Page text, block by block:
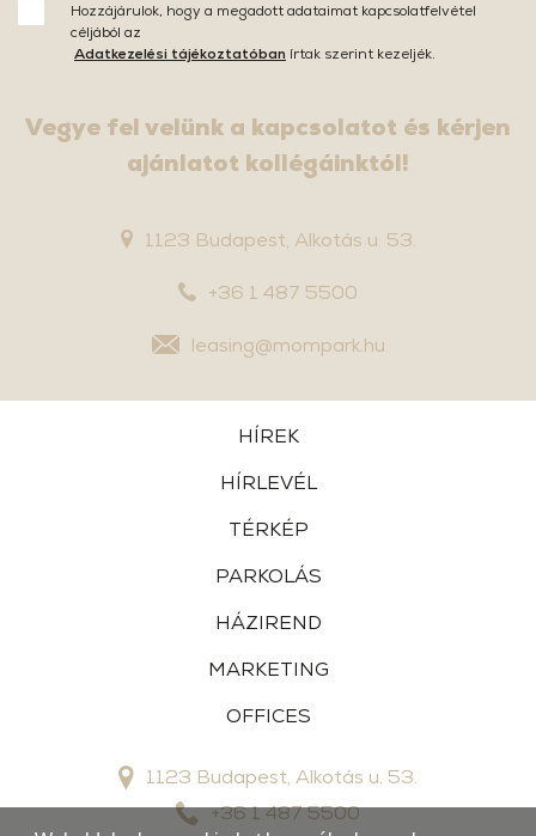
Hozzájárulok, hogy a megadott adataimat kapcsolatfelvétel
céljából az
Adatkezelési tájékoztatóban írtak szerint kezeljék.
Vegye fel velünk a kapcsolatot és kérjen
ajánlatot kollégáinktól!
1123 Budapest, Alkotás u. 53.
+36 1 487 5500
leasing@mompark.hu
HÍREK
HÍRLEVÉL
TÉRKÉP
PARKOLÁS
HÁZIREND
MARKETING
OFFICES
1123 Budapest, Alkotás u. 53.
+36 1 487 5500